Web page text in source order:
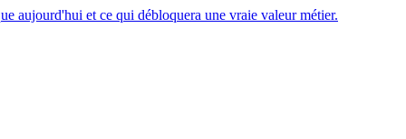
aujourd'hui et ce qui débloquera une vraie valeur métier.